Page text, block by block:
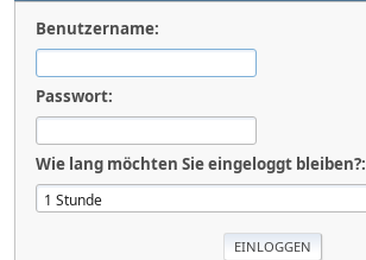
Benutzername:
Passwort:
Wie lang möchten Sie eingeloggt bleiben?: